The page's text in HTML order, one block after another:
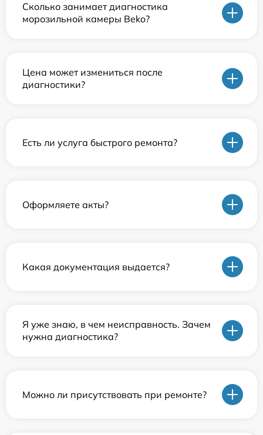
Сколько занимает диагностика
морозильной камеры Beko?
Цена может измениться после
диагностики?
Есть ли услуга быстрого ремонта?
Оформляете акты?
Какая документация выдается?
Я уже знаю, в чем неисправность. Зачем
нужна диагностика?
Можно ли присутствовать при ремонте?